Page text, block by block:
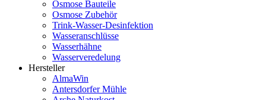
Osmose Bauteile
Osmose Zubehör
Trink-Wasser-Desinfektion
Wasseranschlüsse
Wasserhähne
Wasserveredelung
Hersteller
AlmaWin
Antersdorfer Mühle